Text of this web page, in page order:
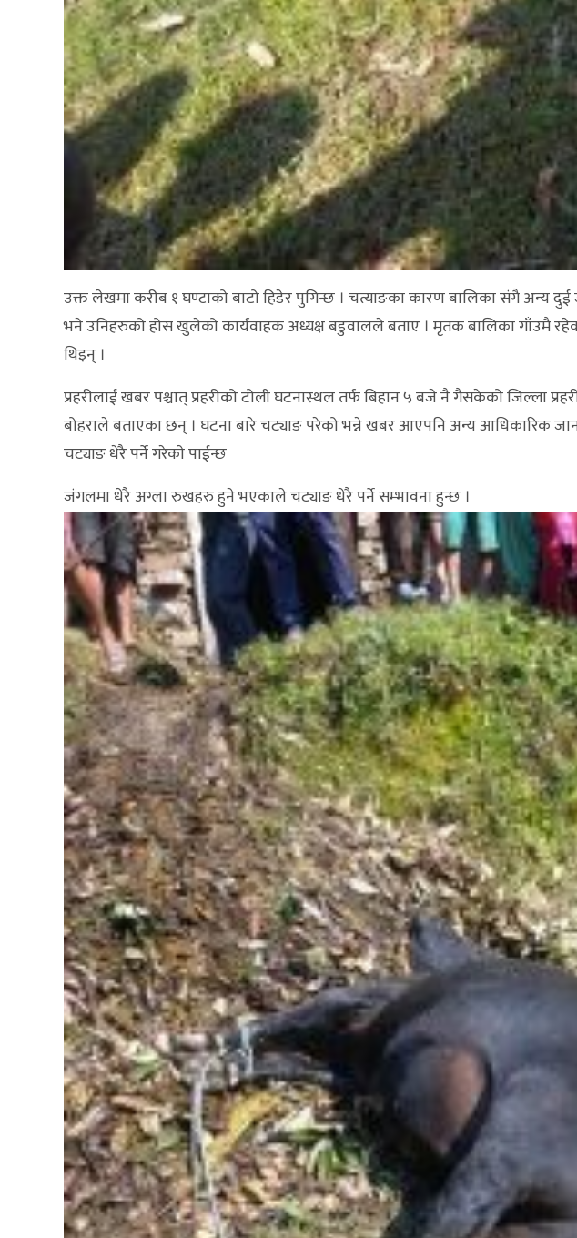
उक्त लेखमा करीब १ घण्टाको बाटो हिडेर पुगिन्छ । चत्याङका कारण बालिका संगै
भने उनिहरुको होस खुलेको कार्यवाहक अध्यक्ष बडुवालले बताए । मृतक बालिका गाँउमै
थिइन् ।
प्रहरीलाई खबर पश्चात् प्रहरीको टोली घटनास्थल तर्फ बिहान ५ बजे नै गैसकेको जिल्ला
बोहराले बताएका छन् । घटना बारे चट्याङ परेको भन्ने खबर आएपनि अन्य आधिकारिक
चट्याङ धेरै पर्ने गरेकाे पाईन्छ
जंगलमा धेरै अग्ला रुखहरु हुने भएकाले चट्याङ धेरै पर्ने सम्भावना हुन्छ ।